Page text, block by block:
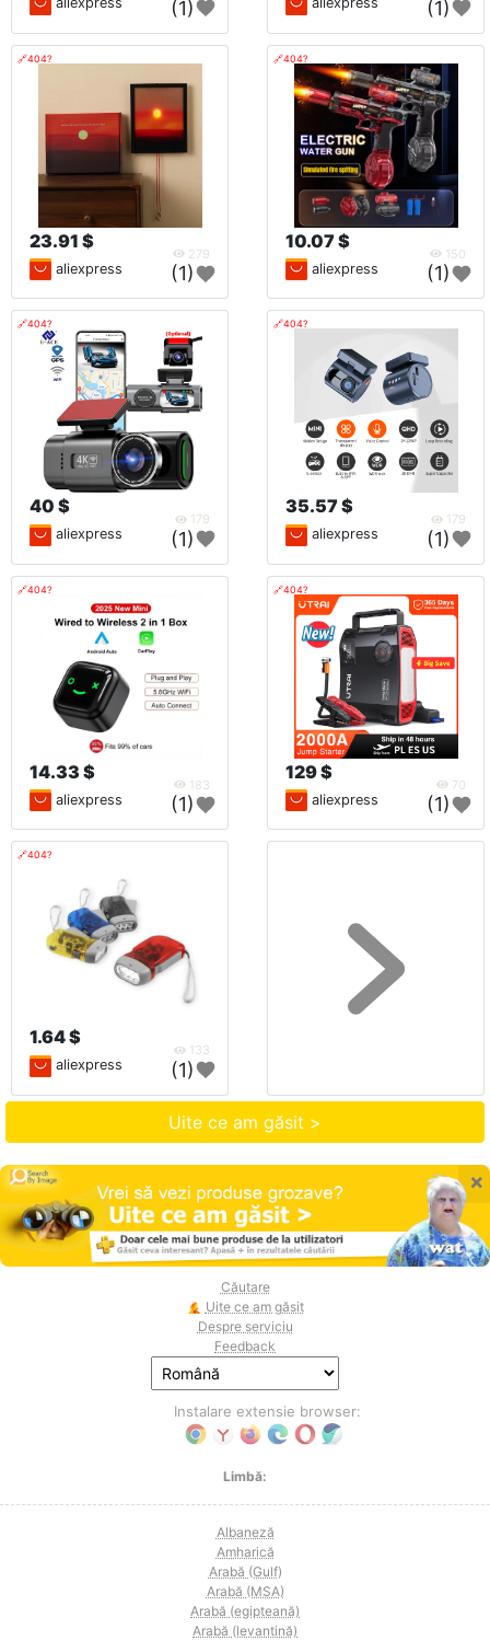
(1) (1)
🔗404?
23.91 $
279
aliexpress (1)
🔗404?
10.07 $
150
aliexpress (1)
🔗404?
40 $
179
aliexpress (1)
🔗404?
35.57 $
179
aliexpress (1)
🔗404?
14.33 $
183
aliexpress (1)
🔗404?
129 $
70
aliexpress (1)
🔗404?
1.64 $
133
aliexpress (1)
Uite ce am găsit >
×
Căutare
Uite ce am găsit
Despre serviciu
Feedback
Instalare extensie browser:
Limbă:
Albaneză
Amharică
Arabă (Gulf)
Arabă (MSA)
Arabă (egipteană)
Arabă (levantină)